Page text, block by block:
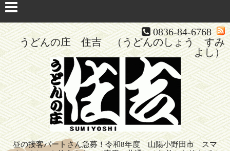
0836-84-6768
うどんの庄 住吉 （うどんのしょう すみ
よし）
昼の接客パートさん急募！令和8年度 山陽小野田市 スマ